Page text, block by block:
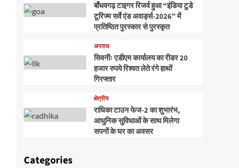
बाँधवगढ़ टाइगर रिजर्व हुआ “इंडिया टुडे
टूरिज्म सर्वे एंड अवार्ड्स-2026” में
प्रतिष्ठित पुरस्कार से पुरस्कृत
अपराध
सिवनीः एडीएम कार्यालय का रीडर 20
हजार रुपये रिश्वत लेते रंगे हाथों
गिरफ्तार
क्षेत्रीय
राधिका टाउन फेज-2 का शुभारंभ,
आधुनिक सुविधाओं के साथ मिलेगा
सपनों के घर का अवसर
Categories